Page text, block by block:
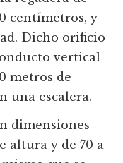
centímetros, y
Dicho orificio
vertical
metros de
una escalera.
dimensiones
altura y de 70 a